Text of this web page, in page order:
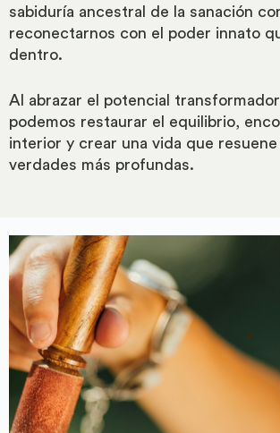
sabiduría ancestral de la sanación
reconectarnos con el poder innato
dentro.
Al abrazar el potencial
podemos restaurar el equilibrio,
interior y crear una vida que
verdades más profundas.